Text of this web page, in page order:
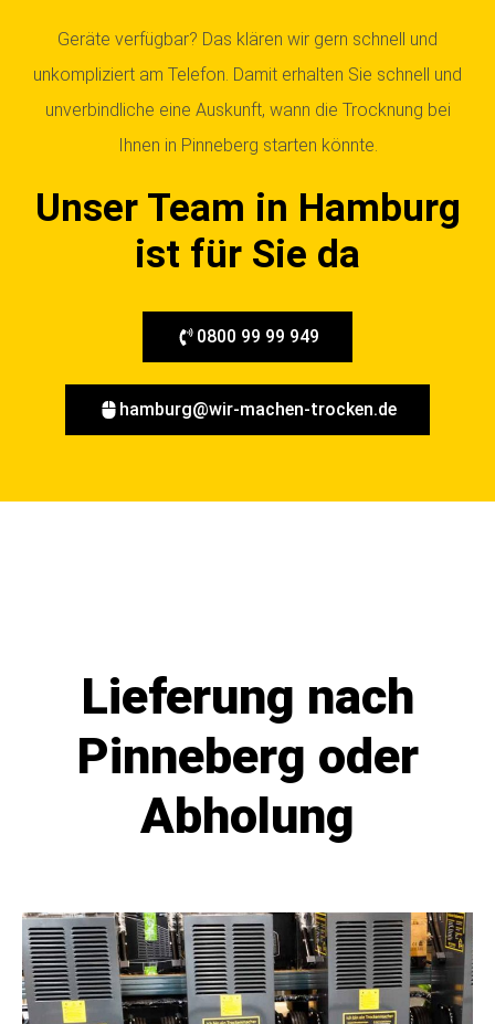
Geräte verfügbar? Das klären wir gern schnell und
unkompliziert am Telefon. Damit erhalten Sie schnell und
unverbindliche eine Auskunft, wann die Trocknung bei
Ihnen in Pinneberg starten könnte.
Unser Team in Hamburg
ist für Sie da
0800 99 99 949
hamburg@wir-machen-trocken.de
Lieferung nach
Pinneberg oder
Abholung